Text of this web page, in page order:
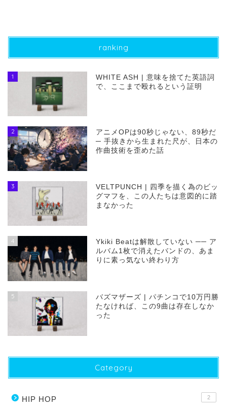
ranking
1
WHITE ASH | 意味を捨てた英語詞
で、ここまで殴れるという証明
2
アニメOPは90秒じゃない、89秒だ
─ 手抜きから生まれた尺が、日本の
作曲技術を歪めた話
3
VELTPUNCH | 四季を描く為のビッ
グマフを、この人たちは意図的に踏
まなかった
4
Ykiki Beatは解散していない ── ア
ルバム1枚で消えたバンドの、あま
りに素っ気ない終わり方
5
バズマザーズ | パチンコで10万円勝
たなければ、この9曲は存在しなか
った
Category
HIP HOP 2